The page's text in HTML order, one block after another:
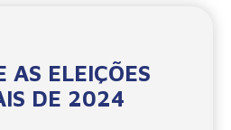
AS ELEIÇÕES
DE 2024